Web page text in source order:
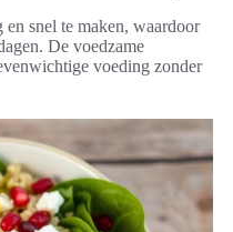
snel te maken, waardoor
De voedzame
voeding zonder